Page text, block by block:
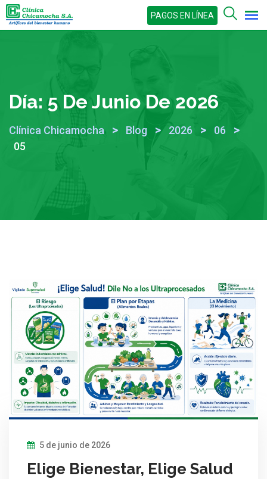
Skip
to
PAGOS EN LÍNEA
Día: 5 De Junio De 2026
Clínica Chicamocha > Blog > 2026 > 06 >
05
5 de junio de 2026
Elige Bienestar, Elige Salud